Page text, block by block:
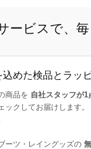
ービスで、
めた検品とラッ
商品を 自社スタッフが1
クしてお届けします。
ーツ・レイングッズの